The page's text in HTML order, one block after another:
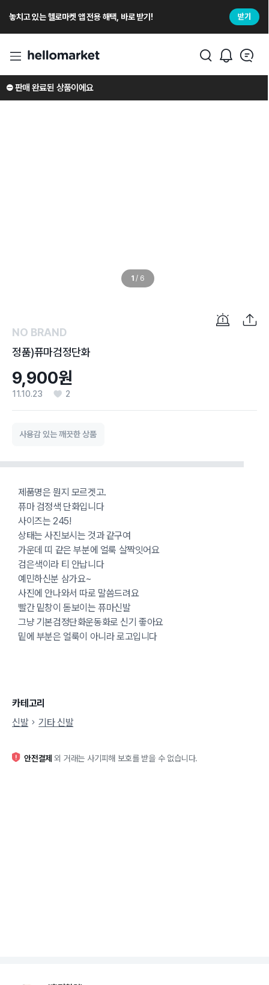
놓치고 있는 헬로마켓 앱 전용 해택, 바로 받기! 받기
1 / 6
⛔️ 판매 완료된 상품이에요
NO BRAND
정품)퓨마검정단화
9,900원
11.10.23 2
사용감 있는 깨끗한 상품
제품명은 뭔지 모르겟고.
퓨마 검정색 단화입니다
사이즈는 245!
상태는 사진보시는 것과 같구여
가운데 띠 같은 부분에 얼룩 살짝잇어요
검은색이라 티 안납니다
예민하신분 삼가요~
사진에 안나와서 따로 말씀드려요
빨간 밑창이 돋보이는 퓨마신발
그냥 기본검정단화운동화로 신기 좋아요
밑에 부분은 얼룩이 아니라 로고입니다
카테고리
신발
기타 신발
안전결제 외 거래는 사기피해 보호를 받을 수 없습니다.